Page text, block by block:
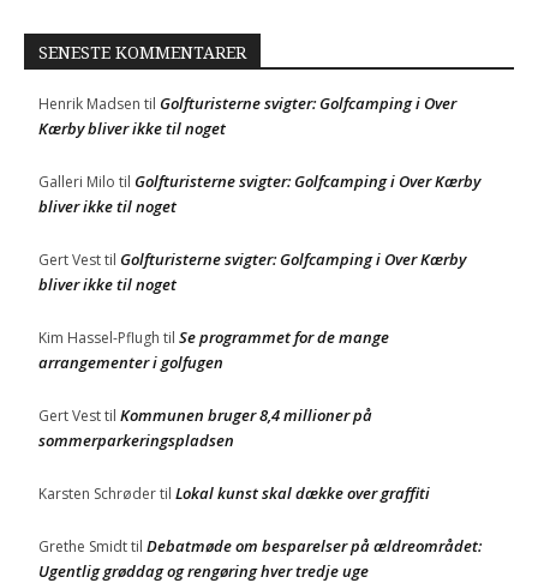
SENESTE KOMMENTARER
Henrik Madsen til Golfturisterne svigter: Golfcamping i Over
Kærby bliver ikke til noget
Galleri Milo til Golfturisterne svigter: Golfcamping i Over Kærby
bliver ikke til noget
Gert Vesttil Golfturisterne svigter: Golfcamping i Over Kærby
bliver ikke til noget
Kim Hassel-Pflugh til Se programmet for de mange
arrangementer i golfugen
Gert Vesttil Kommunen bruger 8,4 millioner på
sommerparkeringspladsen
Karsten Schrødertil Lokal kunst skal dække over graffiti
Grethe Smidttil Debatmøde om besparelser på ældreområdet:
Ugentlig grøddag og rengøring hver tredje uge